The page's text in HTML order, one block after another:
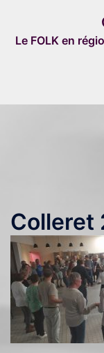
contenu
Le FOLK en
Colleret